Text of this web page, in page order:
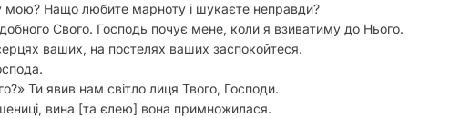
мою? Нащо любите марноту і шукаєте неправди?
Свого. Господь почує мене, коли я взиватиму до Нього.
ваших, на постелях ваших заспокойтеся.
Ти явив нам світло лиця Твого, Господи.
вина [та єлею] вона примножилася.